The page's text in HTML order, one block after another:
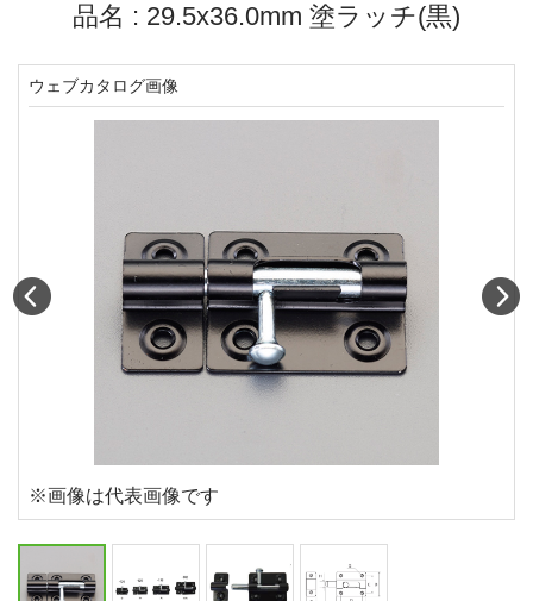
品名 : 29.5x36.0mm 塗ラッチ(黒)
ウェブカタログ画像
※画像は代表画像です